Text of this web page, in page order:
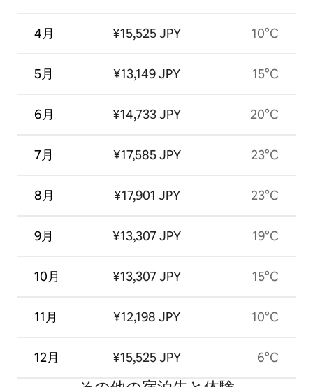
4月
5月
6月
7月
8月
9月
10月
11月
12月
¥15,525 JPY
¥13,149 JPY
¥14,733 JPY
¥17,585 JPY
¥17,901 JPY
¥13,307 JPY
¥13,307 JPY
¥12,198 JPY
¥15,525 JPY
10°C
15°C
20°C
23°C
23°C
19°C
15°C
10°C
6°C